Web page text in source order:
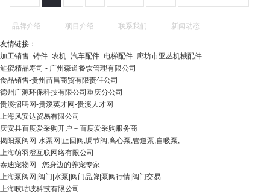
品牌介绍 项目介绍 联系我们 新闻动态
友情链接：
加工销售_铸件_农机_汽车配件_电梯配件_廊坊市亚丛机械配件
鲑蜜精品寿司 - 广州森道餐饮管理有限公司
食品销售-贵州苗昌商贸有限责任公司
德州广源环保科技有限公司重庆分公司
贵溪招聘网-贵溪英才网-贵溪人才网
上海风安达贸易有限公司
庆安县百度爱采购开户－百度爱采购服务商
揭阳泵阀网-水泵网|止回阀,调节阀,离心泵,管道泵,自吸泵,
上海萌羽澄互联网络有限公司
泰迪宠物网 - 您身边的养宠专家
上海泵阀网|阀门|水泵|阀门品牌|泵阀行情|阀门交易
上海吱咕吱科技有限公司